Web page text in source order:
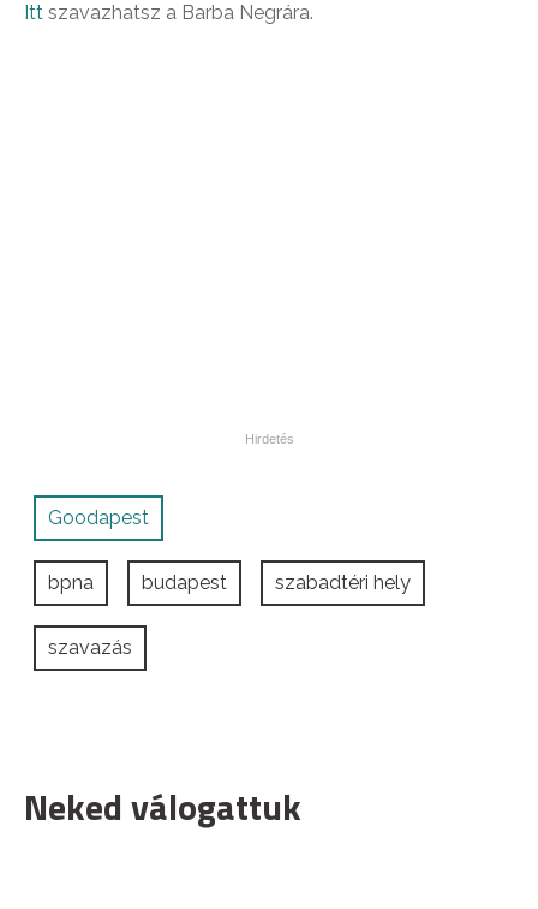
Itt szavazhatsz a Barba Negrára.
Goodapest
bpna budapest szabadtéri hely
szavazás
Neked válogattuk